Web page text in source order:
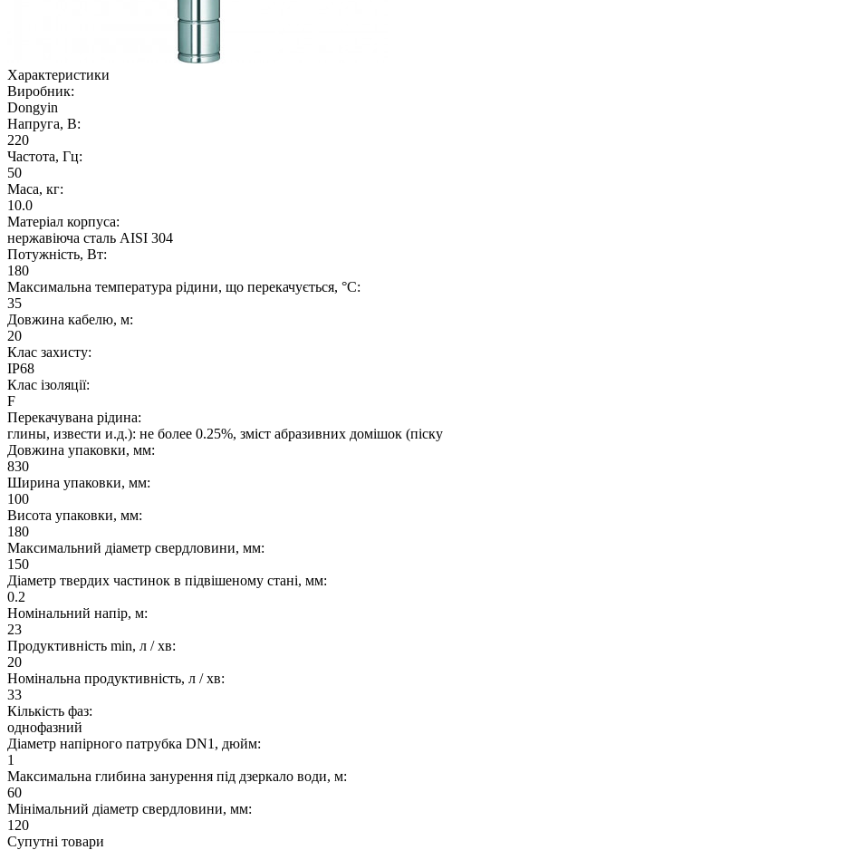
Характеристики
Виробник:
Dongyin
Напруга, В:
220
Частота, Гц:
50
Маса, кг:
10.0
Матеріал корпуса:
нержавіюча сталь AISI 304
Потужність, Вт:
180
Максимальна температура рідини, що перекачується, °C:
35
Довжина кабелю, м:
20
Клас захисту:
IP68
Клас ізоляції:
F
Перекачувана рідина:
глины, извести и.д.): не более 0.25%, зміст абразивних домішок (піску
Довжина упаковки, мм:
830
Ширина упаковки, мм:
100
Висота упаковки, мм:
180
Максимальний діаметр свердловини, мм:
150
Діаметр твердих частинок в підвішеному стані, мм:
0.2
Номінальний напір, м:
23
Продуктивність min, л / хв:
20
Номінальна продуктивність, л / хв:
33
Кількість фаз:
однофазний
Діаметр напірного патрубка DN1, дюйм:
1
Максимальна глибина занурення під дзеркало води, м:
60
Мінімальний діаметр свердловини, мм:
120
Супутні товари